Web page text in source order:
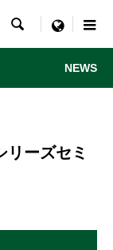
 menu
NEWS
リーズセミ